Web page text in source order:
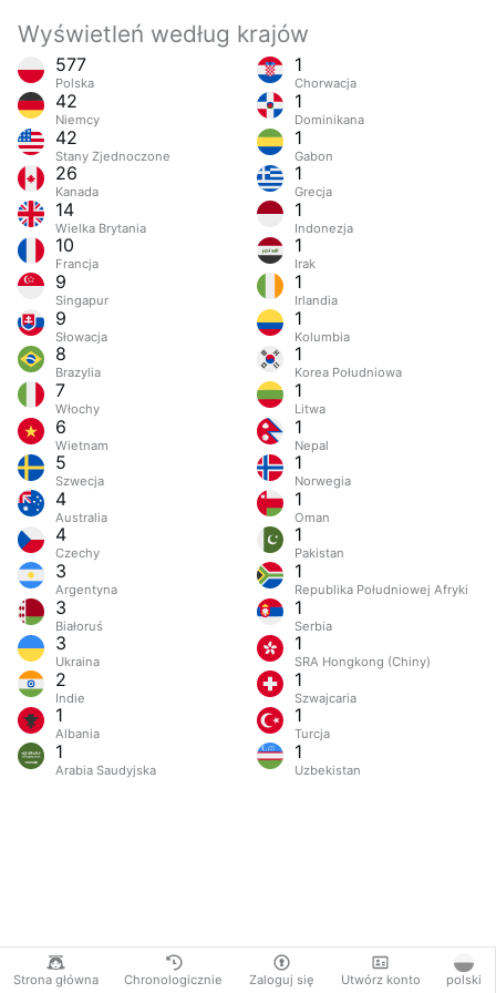
Strona główna Chronologicznie Zaloguj się Utwórz konto polski
Wyświetleń według krajów
577
Polska
42
Niemcy
42
Stany Zjednoczone
26
Kanada
14
Wielka Brytania
10
Francja
9
Singapur
9
Słowacja
8
Brazylia
7
Włochy
6
Wietnam
5
Szwecja
4
Australia
4
Czechy
3
Argentyna
3
Białoruś
3
Ukraina
2
Indie
1
Albania
1
Arabia Saudyjska
1
Chorwacja
1
Dominikana
1
Gabon
1
Grecja
1
Indonezja
1
Irak
1
Irlandia
1
Kolumbia
1
Korea Południowa
1
Litwa
1
Nepal
1
Norwegia
1
Oman
1
Pakistan
1
Republika Południowej Afryki
1
Serbia
1
SRA Hongkong (Chiny)
1
Szwajcaria
1
Turcja
1
Uzbekistan